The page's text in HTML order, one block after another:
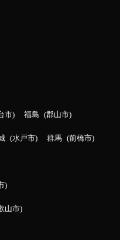
市 福島 郡山市
水戸市 群馬 前橋市
山市